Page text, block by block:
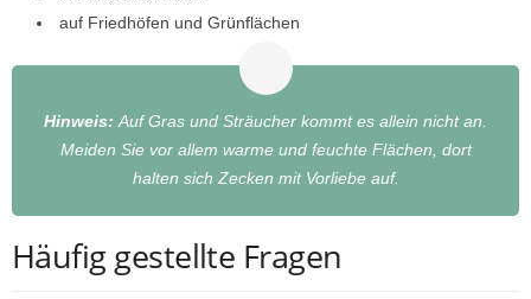
auf Friedhöfen und Grünflächen
Hinweis: Auf Gras und Sträucher kommt es allein nicht an.
Meiden Sie vor allem warme und feuchte Flächen, dort
halten sich Zecken mit Vorliebe auf.
Häufig gestellte Fragen